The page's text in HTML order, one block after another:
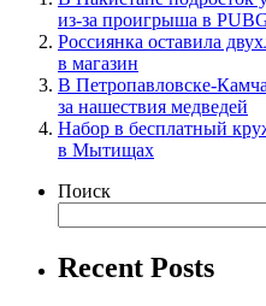
из-за проигрыша в
Россиянка оставила
в магазин
В Петропавловске-
за нашествия медведей
Набор в бесплатный
в Мытищах
Поиск
Recent Posts